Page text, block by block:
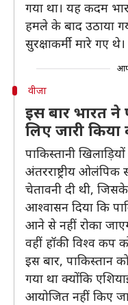
गया था। यह कदम
हमले के बाद उठाया
सुरक्षाकर्मी मारे गए थे।
वीजा
इस बार भारत ने
लिए जारी किया
पाकिस्तानी
अंतरराष्ट्रीय
चेतावनी दी थी,
आश्वासन दिया कि
आने से नहीं रोका
वहीं हॉकी विश्व कप
इस बार, पाकिस्तान
गया था क्योंकि
आयोजित नहीं किए